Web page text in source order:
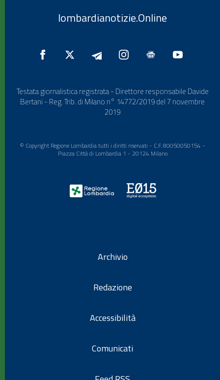
lombardianotizie.Online
Testata giornalistica registrata - Direttore responsabile Davide
Bertani - Reg. Trib. di Milano n° 14772/2019 del 7 novembre
2019
© Copyright Regione Lombardia tutti i diritti riservati - C.F. 80050050154 -
Piazza Città di Lombardia 1 - 20124 Milano
Archivio
Redazione
Accessibilità
Comunicati